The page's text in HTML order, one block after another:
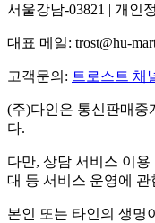
서울강남-03821 | 개인
대표 메일: trost@hu-
고객문의: 트로스트 채
(주)다인은 통신판매중
다.
다만, 상담 서비스 이
대 등 서비스 운영에
본인 또는 타인의 생명